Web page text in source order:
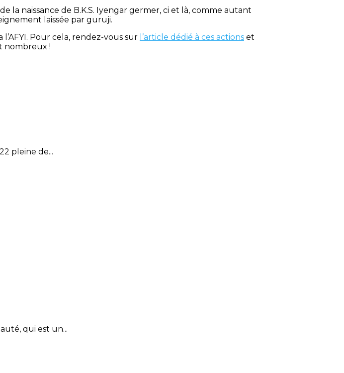
la naissance de B.K.S. Iyengar germer, ci et là, comme autant
laissée par guruji.
Pour cela, rendez-vous sur l’article dédié à ces actions et
nombreux !
pleine de...
qui est un...